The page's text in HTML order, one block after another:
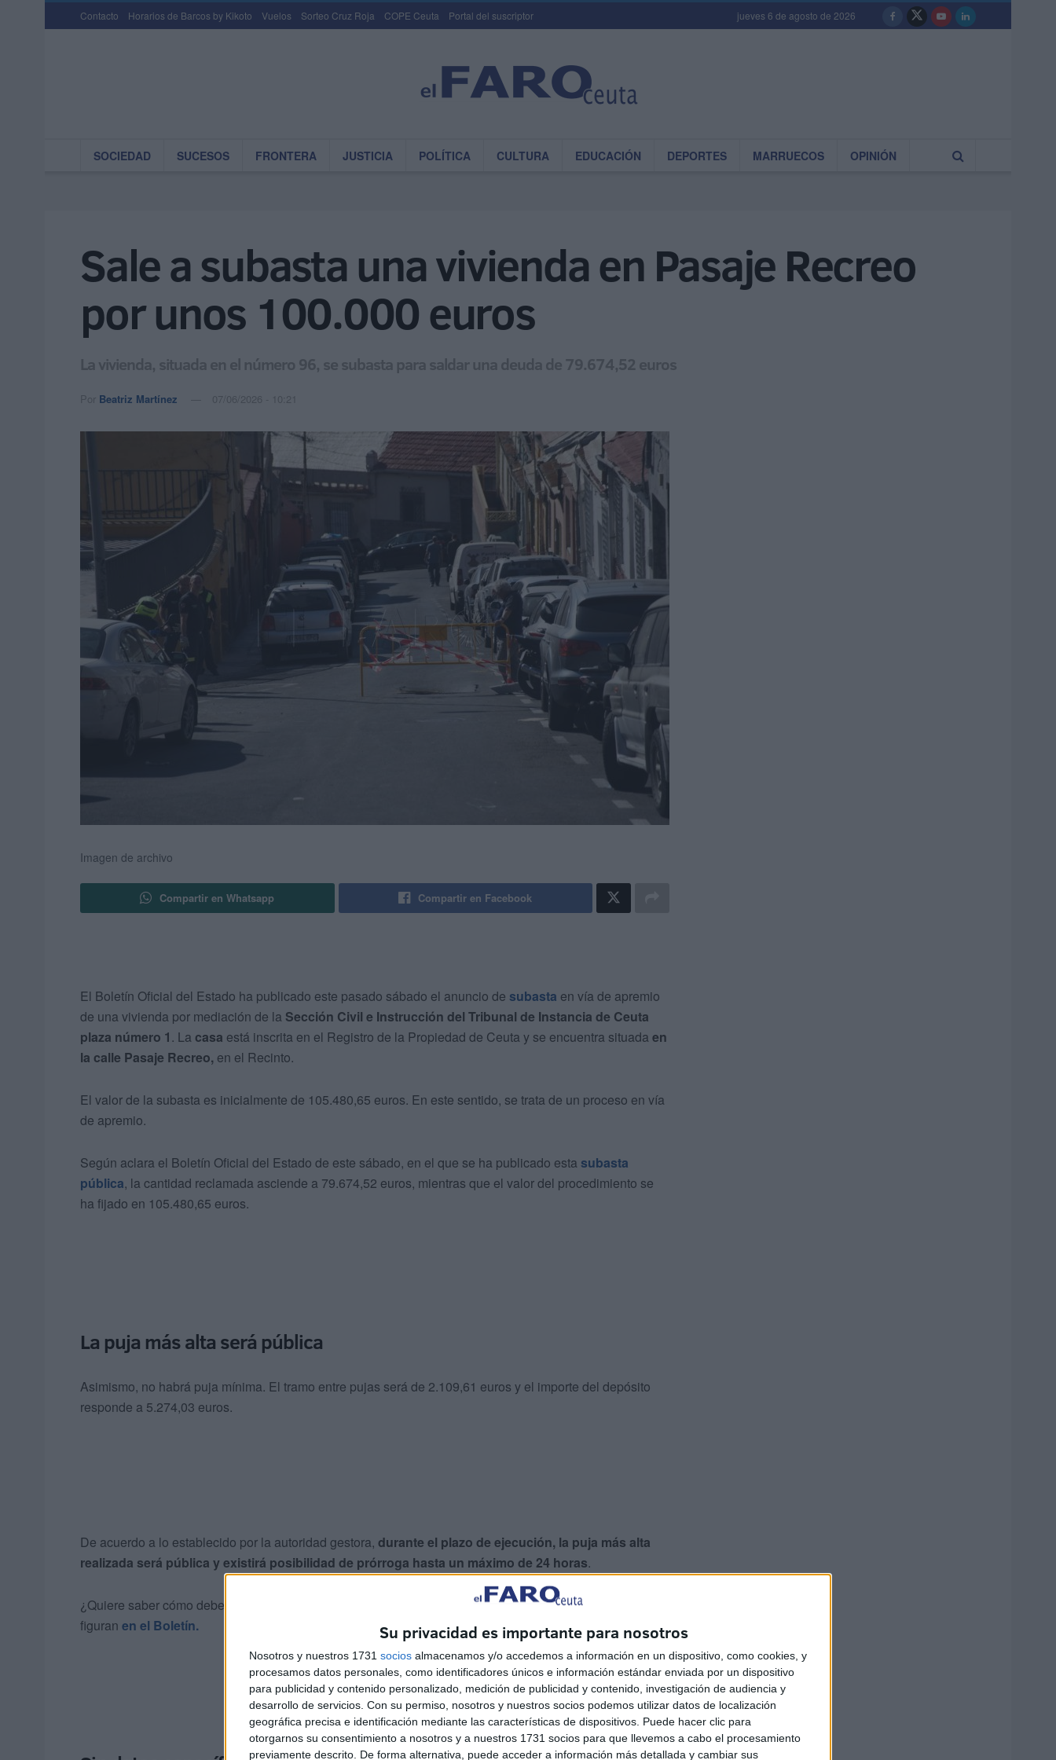
Su privacidad es importante para nosotros
Nosotros y nuestros 1731 socios almacenamos y/o accedemos a información en un dispositivo, como cookies, y
procesamos datos personales, como identificadores únicos e información estándar enviada por un dispositivo
para publicidad y contenido personalizado, medición de publicidad y contenido, investigación de audiencia y
desarrollo de servicios. Con su permiso, nosotros y nuestros socios podemos utilizar datos de localización
geográfica precisa e identificación mediante las características de dispositivos. Puede hacer clic para
otorgarnos su consentimiento a nosotros y a nuestros 1731 socios para que llevemos a cabo el procesamiento
previamente descrito. De forma alternativa, puede acceder a información más detallada y cambiar sus
Contacto Horarios de Barcos by Kikoto Vuelos Sorteo Cruz Roja COPE Ceuta Portal del suscriptor jueves 6 de agosto de 2026
SOCIEDAD SUCESOS FRONTERA JUSTICIA POLÍTICA CULTURA EDUCACIÓN DEPORTES MARRUECOS OPINIÓN
Sale a subasta una vivienda en Pasaje Recreo
por unos 100.000 euros
La vivienda, situada en el número 96, se subasta para saldar una deuda de 79.674,52 euros
Por Beatriz Martínez 07/06/2026 - 10:21
Imagen de archivo
Compartir en Whatsapp Compartir en Facebook
El Boletín Oficial del Estado ha publicado este pasado sábado el anuncio de subasta en vía de apremio
de una vivienda por mediación de la Sección Civil e Instrucción del Tribunal de Instancia de Ceuta
plaza número 1. La casa está inscrita en el Registro de la Propiedad de Ceuta y se encuentra situada en
la calle Pasaje Recreo, en el Recinto.
El valor de la subasta es inicialmente de 105.480,65 euros. En este sentido, se trata de un proceso en vía
de apremio.
Según aclara el Boletín Oficial del Estado de este sábado, en el que se ha publicado esta subasta
pública, la cantidad reclamada asciende a 79.674,52 euros, mientras que el valor del procedimiento se
ha fijado en 105.480,65 euros.
La puja más alta será pública
Asimismo, no habrá puja mínima. El tramo entre pujas será de 2.109,61 euros y el importe del depósito
responde a 5.274,03 euros.
De acuerdo a lo establecido por la autoridad gestora, durante el plazo de ejecución, la puja más alta
realizada será pública y existirá posibilidad de prórroga hasta un máximo de 24 horas.
¿Quiere saber cómo debe pujar por este bien intervenido? Los datos concretos y todos los pasos
figuran en el Boletín.